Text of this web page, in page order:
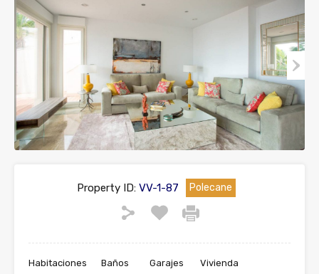
Property ID:VV-1-87 Polecane
Habitaciones Baños Garajes Vivienda